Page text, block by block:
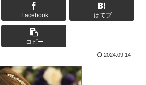
Facebook はてブ
コピー
2024.09.14